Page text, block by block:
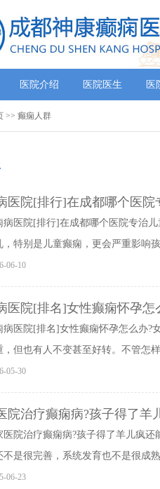
医院介绍 医院医生 医
>> 癫痫人群
医院[排行]在成都哪个医院
病医院[排行]在成都哪个医院专治
，特别是儿童癫痫，更会严重影响
06-10
医院[排名]女性癫痫怀孕怎
病医院[排名]女性癫痫怀孕怎么办?
，但也有人不变甚至好转。不管怎
05-30
院治疗癫痫病?孩子得了羊
医院治疗癫痫病?孩子得了羊儿疯
不是很完善，系统发育也不是很成
06-23